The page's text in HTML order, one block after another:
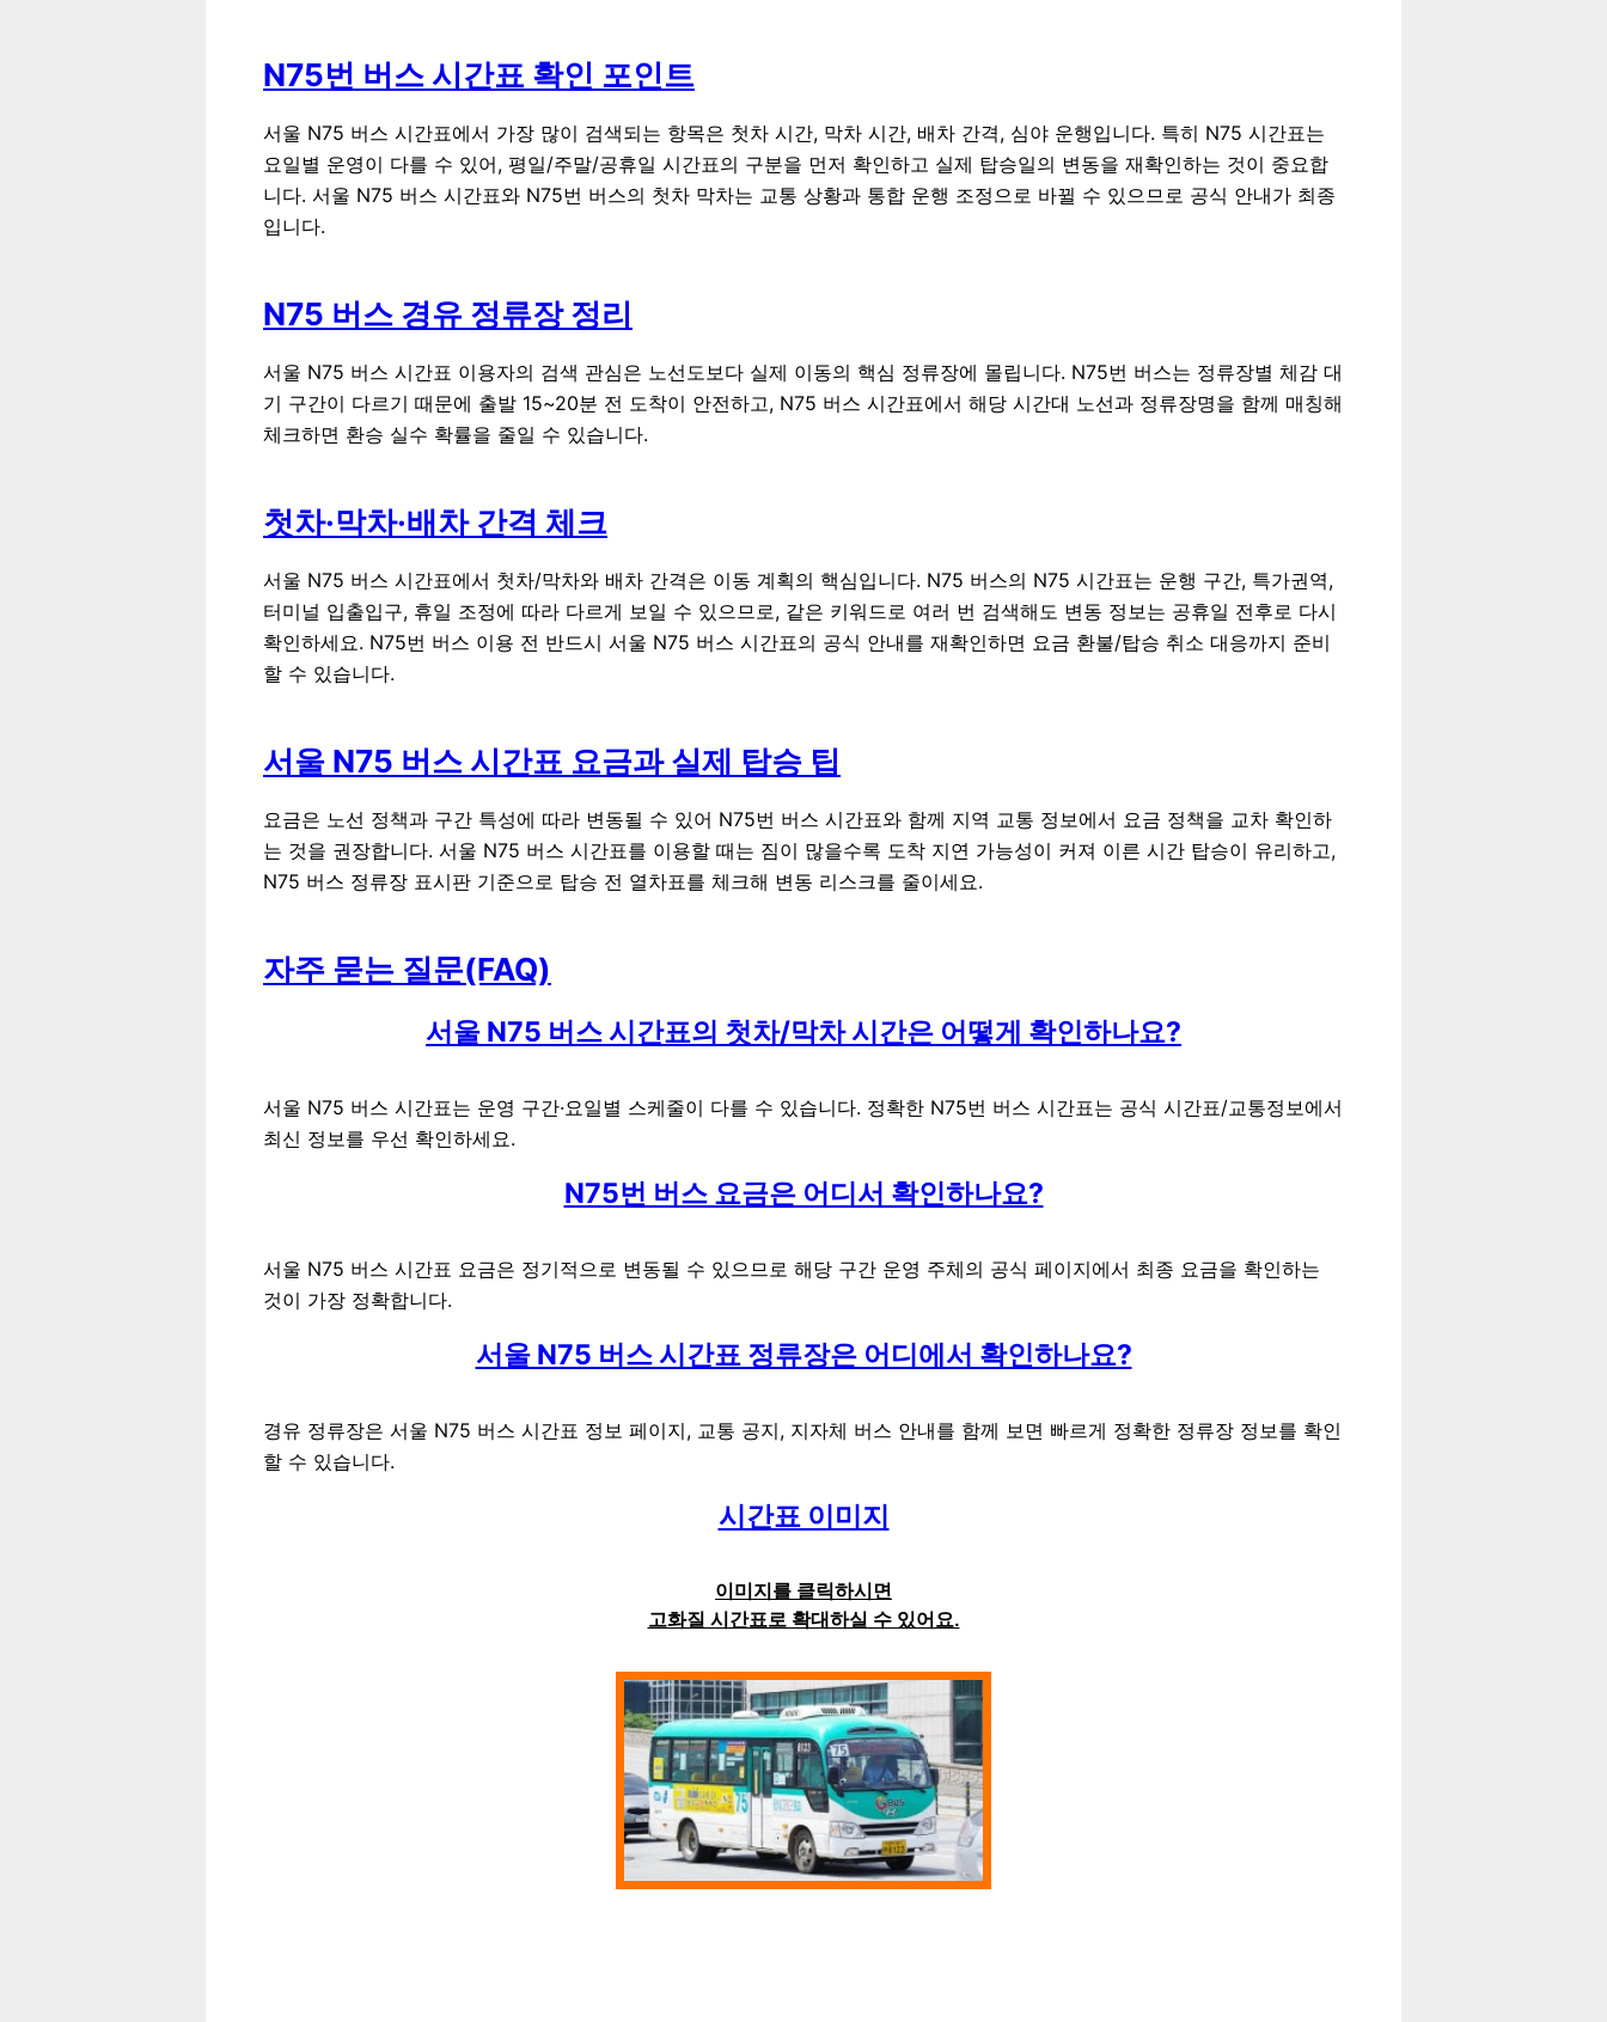
N75번 버스 시간표 확인 포인트
서울 N75 버스 시간표에서 가장 많이 검색되는 항목은 첫차 시간, 막차 시간, 배차 간격, 심야 운행입니다. 특히 N75 시간표는
요일별 운영이 다를 수 있어, 평일/주말/공휴일 시간표의 구분을 먼저 확인하고 실제 탑승일의 변동을 재확인하는 것이 중요합
니다. 서울 N75 버스 시간표와 N75번 버스의 첫차 막차는 교통 상황과 통합 운행 조정으로 바뀔 수 있으므로 공식 안내가 최종
입니다.
N75 버스 경유 정류장 정리
서울 N75 버스 시간표 이용자의 검색 관심은 노선도보다 실제 이동의 핵심 정류장에 몰립니다. N75번 버스는 정류장별 체감 대
기 구간이 다르기 때문에 출발 15~20분 전 도착이 안전하고, N75 버스 시간표에서 해당 시간대 노선과 정류장명을 함께 매칭해
체크하면 환승 실수 확률을 줄일 수 있습니다.
첫차·막차·배차 간격 체크
서울 N75 버스 시간표에서 첫차/막차와 배차 간격은 이동 계획의 핵심입니다. N75 버스의 N75 시간표는 운행 구간, 특가권역,
터미널 입출입구, 휴일 조정에 따라 다르게 보일 수 있으므로, 같은 키워드로 여러 번 검색해도 변동 정보는 공휴일 전후로 다시
확인하세요. N75번 버스 이용 전 반드시 서울 N75 버스 시간표의 공식 안내를 재확인하면 요금 환불/탑승 취소 대응까지 준비
할 수 있습니다.
서울 N75 버스 시간표 요금과 실제 탑승 팁
요금은 노선 정책과 구간 특성에 따라 변동될 수 있어 N75번 버스 시간표와 함께 지역 교통 정보에서 요금 정책을 교차 확인하
는 것을 권장합니다. 서울 N75 버스 시간표를 이용할 때는 짐이 많을수록 도착 지연 가능성이 커져 이른 시간 탑승이 유리하고,
N75 버스 정류장 표시판 기준으로 탑승 전 열차표를 체크해 변동 리스크를 줄이세요.
자주 묻는 질문(FAQ)
서울 N75 버스 시간표의 첫차/막차 시간은 어떻게 확인하나요?
서울 N75 버스 시간표는 운영 구간·요일별 스케줄이 다를 수 있습니다. 정확한 N75번 버스 시간표는 공식 시간표/교통정보에서
최신 정보를 우선 확인하세요.
N75번 버스 요금은 어디서 확인하나요?
서울 N75 버스 시간표 요금은 정기적으로 변동될 수 있으므로 해당 구간 운영 주체의 공식 페이지에서 최종 요금을 확인하는
것이 가장 정확합니다.
서울 N75 버스 시간표 정류장은 어디에서 확인하나요?
경유 정류장은 서울 N75 버스 시간표 정보 페이지, 교통 공지, 지자체 버스 안내를 함께 보면 빠르게 정확한 정류장 정보를 확인
할 수 있습니다.
시간표 이미지
이미지를 클릭하시면
고화질 시간표로 확대하실 수 있어요.